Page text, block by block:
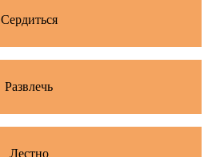
Сердиться
Развлечь
Лестно